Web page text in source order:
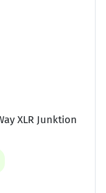
XLR Junktion